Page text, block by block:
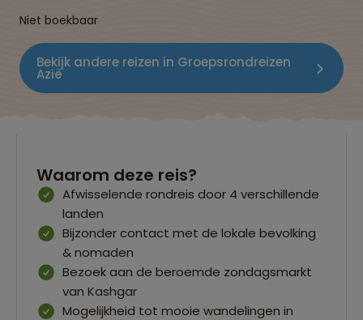
Niet boekbaar
Bekijk andere reizen in Groepsrondreizen
Azië
Waarom deze reis?
Afwisselende rondreis door 4 verschillende
landen
Bijzonder contact met de lokale bevolking
& nomaden
Bezoek aan de beroemde zondagsmarkt
van Kashgar
Mogelijkheid tot mooie wandelingen in